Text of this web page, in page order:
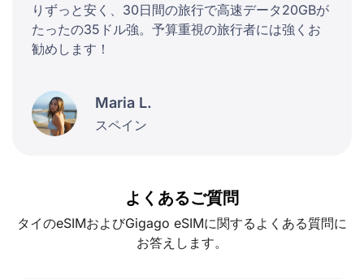
りずっと安く、30日間の旅行で高速データ20GBが
たったの35ドル強。予算重視の旅行者には強くお
勧めします！
Maria L.
スペイン
よくあるご質問
タイのeSIMおよびGigago eSIMに関するよくある質問に
お答えします。